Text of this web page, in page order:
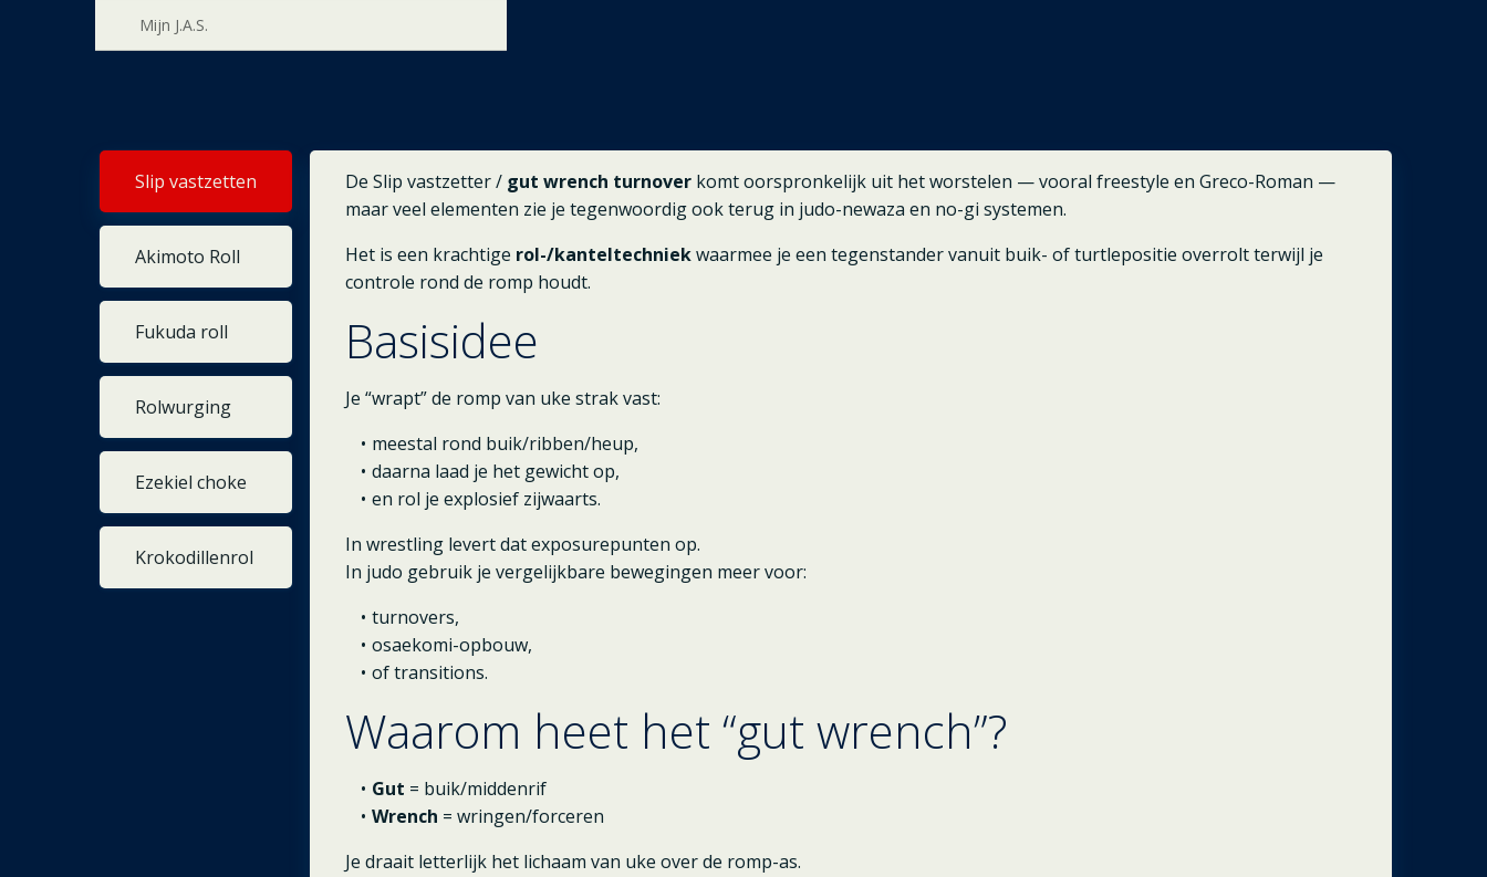
Mijn J.A.S.
Slip vastzetten
Akimoto Roll
Fukuda roll
Rolwurging
Ezekiel choke
Krokodillenrol
De Slip vastzetter / gut wrench turnover komt oorspronkelijk uit het worstelen — vooral freestyle en Greco-Roman —
maar veel elementen zie je tegenwoordig ook terug in judo-newaza en no-gi systemen.
Het is een krachtige rol-/kanteltechniekwaarmee je een tegenstander vanuit buik- of turtlepositie overrolt terwijl je
controle rond de romp houdt.
Basisidee
Je “wrapt” de romp van uke strak vast:
meestal rond buik/ribben/heup,
daarna laad je het gewicht op,
en rol je explosief zijwaarts.
In wrestling levert dat exposurepunten op.
In judo gebruik je vergelijkbare bewegingen meer voor:
turnovers,
osaekomi-opbouw,
of transitions.
Waarom heet het “gut wrench”?
Gut = buik/middenrif
Wrench = wringen/forceren
Je draait letterlijk het lichaam van uke over de romp-as.